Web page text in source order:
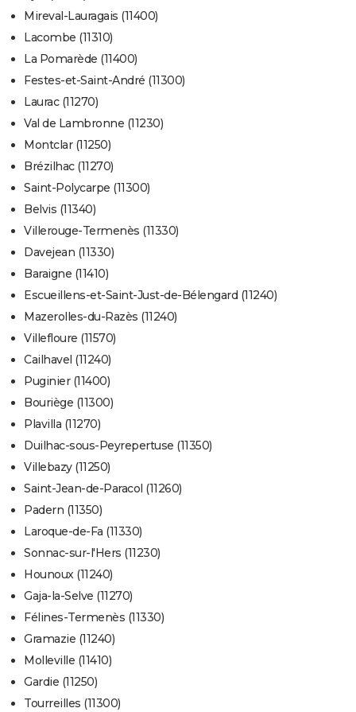
Mireval-Lauragais (11400)
Lacombe (11310)
La Pomarède (11400)
Festes-et-Saint-André (11300)
Laurac (11270)
Val de Lambronne (11230)
Montclar (11250)
Brézilhac (11270)
Saint-Polycarpe (11300)
Belvis (11340)
Villerouge-Termenès (11330)
Davejean (11330)
Baraigne (11410)
Escueillens-et-Saint-Just-de-Bélengard (11240)
Mazerolles-du-Razès (11240)
Villefloure (11570)
Cailhavel (11240)
Puginier (11400)
Bouriège (11300)
Plavilla (11270)
Duilhac-sous-Peyrepertuse (11350)
Villebazy (11250)
Saint-Jean-de-Paracol (11260)
Padern (11350)
Laroque-de-Fa (11330)
Sonnac-sur-l'Hers (11230)
Hounoux (11240)
Gaja-la-Selve (11270)
Félines-Termenès (11330)
Gramazie (11240)
Molleville (11410)
Gardie (11250)
Tourreilles (11300)